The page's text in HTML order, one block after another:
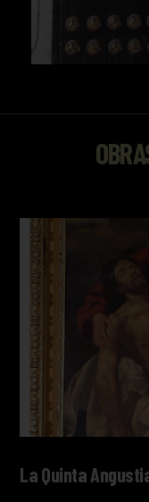
La Quinta